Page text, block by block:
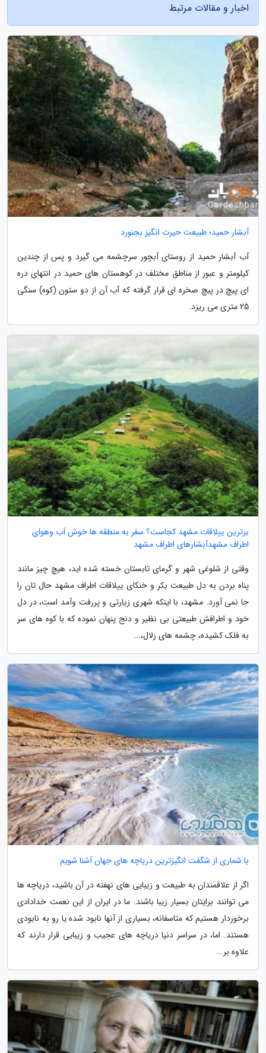
اخبار و مقالات مرتبط
آبشار حمید؛ طبیعت حیرت انگیز بجنورد
آب آبشار حمید از روستای آبچور سرچشمه می گیرد و پس از چندین
کیلومتر و عبور از مناطق مختلف در کوهستان های حمید در انتهای دره
ای پیچ در پیچ صخره ای قرار گرفته که آب آن از دو ستون (کوه) سنگی
25 متری می ریزد.
برترین ییلاقات مشهد کجاست؟ سفر به منطقه ها خوش آب وهوای
اطراف مشهدآبشارهای اطراف مشهد
وقتی از شلوغی شهر و گرمای تابستان خسته شده اید، هیچ چیز مانند
پناه بردن به دل طبیعت بکر و خنکای ییلاقات اطراف مشهد حال تان را
جا نمی آورد. مشهد، با اینکه شهری زیارتی و پررفت وآمد است، در دل
خود و اطرافش طبیعتی بی نظیر و دنج پنهان نموده که با کوه های سر
به فلک کشیده، چشمه های زلال،...
با شماری از شگفت انگیزترین دریاچه های جهان آشنا شویم
اگر از علاقمندان به طبیعت و زیبایی های نهفته در آن باشید، دریاچه ها
می توانند برایتان بسیار زیبا باشند. ما در ایران از این نعمت خدادادی
برخوردار هستیم که متاسفانه، بسیاری از آنها نابود شده یا رو به نابودی
هستند. اما، در سراسر دنیا دریاچه های عجیب و زیبایی قرار دارند که
علاوه بر...